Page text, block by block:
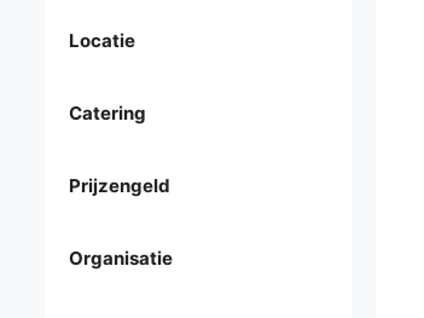
Locatie
Catering
Prijzengeld
Organisatie